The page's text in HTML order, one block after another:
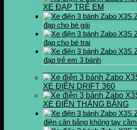
XE ĐẠP TRẺ EM
đạp cho bé gái
đạp cho bé trai
đạp trẻ em 3 bánh
XE ĐIỆN DRIFT 360
XE ĐIỆN THĂNG BẰNG
điện cân bằng không tay cầm